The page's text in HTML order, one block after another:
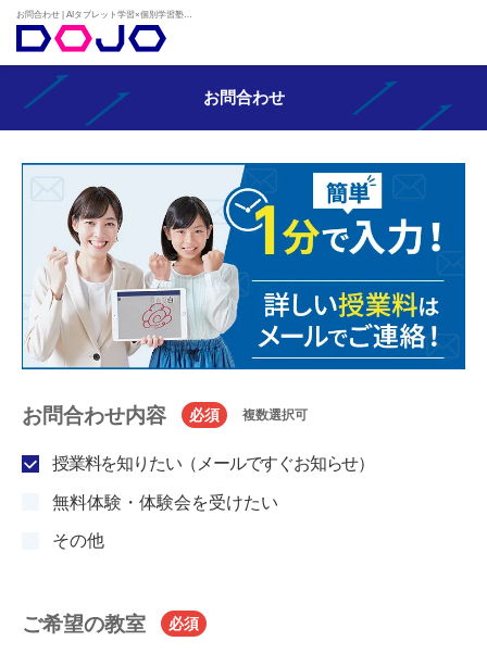
お問合わせ
お問合わせ内容 必須 複数選択可
授業料を知りたい（メールですぐお知らせ）
無料体験・体験会を受けたい
その他
ご希望の教室 必須